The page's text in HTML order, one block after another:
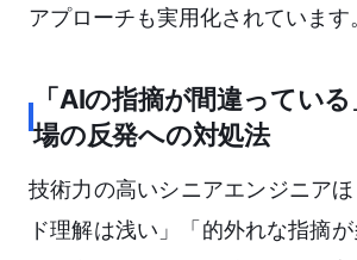
アプローチも実用化されています
「AIの指摘が間違ってい
場の反発への対処法
技術力の高いシニアエンジニア
ド理解は浅い」「的外れな指摘